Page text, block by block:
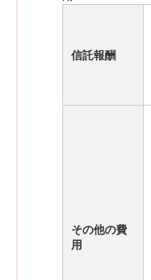
信託報酬
その他の費
用